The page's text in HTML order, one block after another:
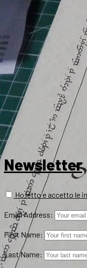
Newsletter
Ho letto e accetto le
Email Address:
First Name:
Last Name: